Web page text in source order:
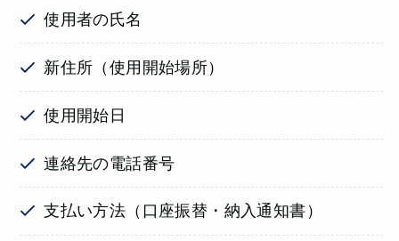
使用者の氏名
新住所（使用開始場所）
使用開始日
連絡先の電話番号
支払い方法（口座振替・納入通知書）